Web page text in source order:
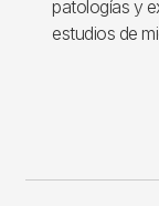
patologías y
estudios de